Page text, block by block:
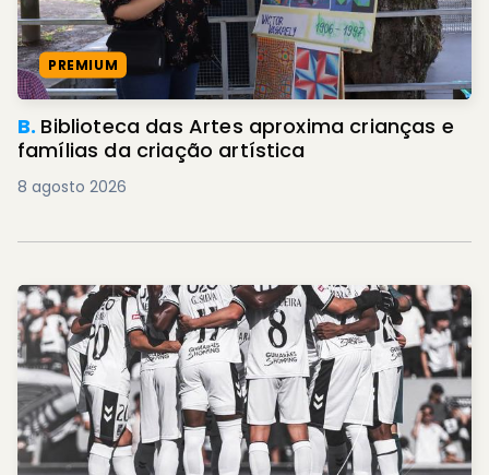
PREMIUM
B. Biblioteca das Artes aproxima crianças e
famílias da criação artística
8 agosto 2026